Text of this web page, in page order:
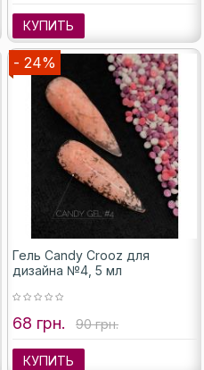
КУПИТЬ
- 24%
Гель Candy Crooz для
дизайна №4, 5 мл
68 грн. 90 грн.
КУПИТЬ